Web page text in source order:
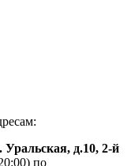
д.10, 2-й
по